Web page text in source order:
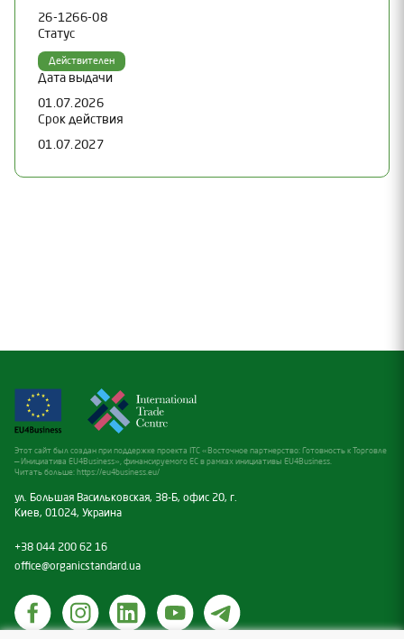
26-1266-08
Статус
Действителен
Дата выдачи
01.07.2026
Срок действия
01.07.2027
ул. Большая Васильковская, 38-Б, офис 20, г.
Киев, 01024, Украина
Этот сайт был создан при поддержке проекта ITC «Восточное партнерство: Готовность к Торговле
— Инициатива EU4Business», финансируемого ЕС в рамках инициативы EU4Business.
Читать больше: https://eu4business.eu/
+38 044 200 62 16
office@organicstandard.ua